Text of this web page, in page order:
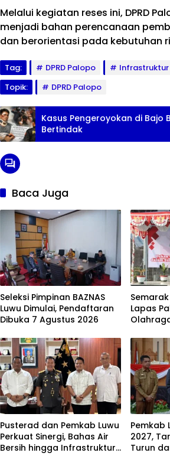
Melalui kegiatan reses ini, DPRD
menjadi bahan perencanaan
dan berorientasi pada kebutuhan
Tag: DPRD Palopo Infrastruktur
Topik:
DPRD Palopo
Kasus Pengeroyokan di Bajo
Bertindak
Baca Juga
Seleksi Pimpinan BAZNAS
Luwu Dimulai, Pendaftaran
Dibuka 7 Agustus 2026
Semarak
Lapas
Pusterad dan Pemkab Luwu
Perkuat Sinergi, Bahas Air
Bersih hingga Infrastruktur
Pemkab
2027,
Turun